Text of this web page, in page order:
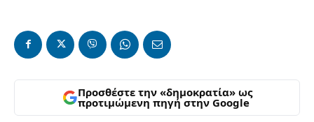
Προσθέστε την «δημοκρατία» ως
προτιμώμενη πηγή στην Google